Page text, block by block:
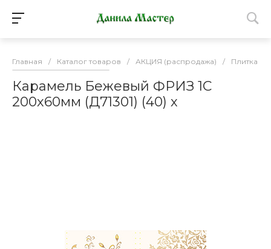
Главная / Каталог товаров / АКЦИЯ (распродажа) / Плитка
Карамель Бежевый ФРИЗ 1С
200х60мм (Д71301) (40) х